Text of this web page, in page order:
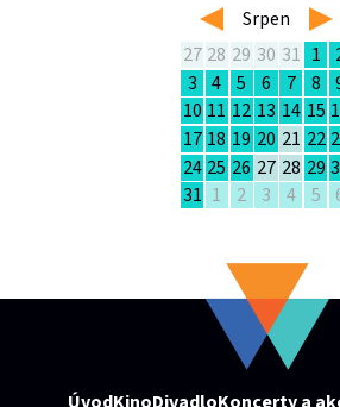
left Srpen right
27 28 29 30 31 1
3
4 5 6 7 8
10 11 12 13 14 15
17 18 19 20 21 22
24 25 26 27 28 29
31 1 2 3 4 5